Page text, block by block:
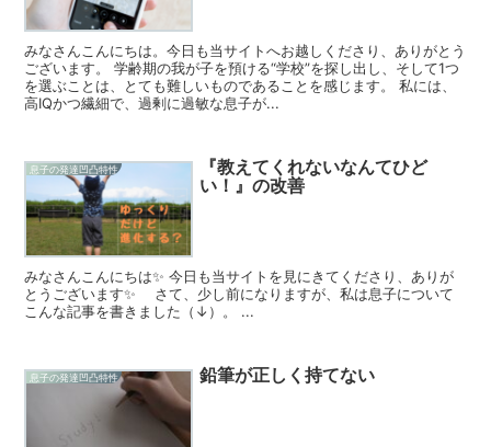
みなさんこんにちは。今日も当サイトへお越しくださり、ありがとう
ございます。 学齢期の我が子を預ける“学校”を探し出し、そして1つ
を選ぶことは、とても難しいものであることを感じます。 私には、
高IQかつ繊細で、過剰に過敏な息子が...
息子の発達凹凸特性
『教えてくれないなんてひど
い！』の改善
みなさんこんにちは✨ 今日も当サイトを見にきてくださり、ありが
とうございます✨ さて、少し前になりますが、私は息子について
こんな記事を書きました（↓）。 ...
息子の発達凹凸特性 鉛筆が正しく持てない